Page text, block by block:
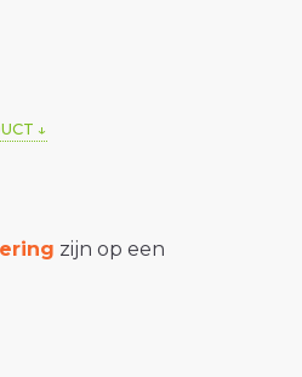
zijn op een